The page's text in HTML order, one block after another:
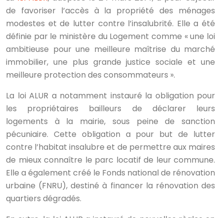
de favoriser l’accès à la propriété des ménages
modestes et de lutter contre l’insalubrité. Elle a été
définie par le ministère du Logement comme « une loi
ambitieuse pour une meilleure maîtrise du marché
immobilier, une plus grande justice sociale et une
meilleure protection des consommateurs ».
La loi ALUR a notamment instauré la obligation pour
les propriétaires bailleurs de déclarer leurs
logements à la mairie, sous peine de sanction
pécuniaire. Cette obligation a pour but de lutter
contre l’habitat insalubre et de permettre aux maires
de mieux connaître le parc locatif de leur commune.
Elle a également créé le Fonds national de rénovation
urbaine (FNRU), destiné à financer la rénovation des
quartiers dégradés.